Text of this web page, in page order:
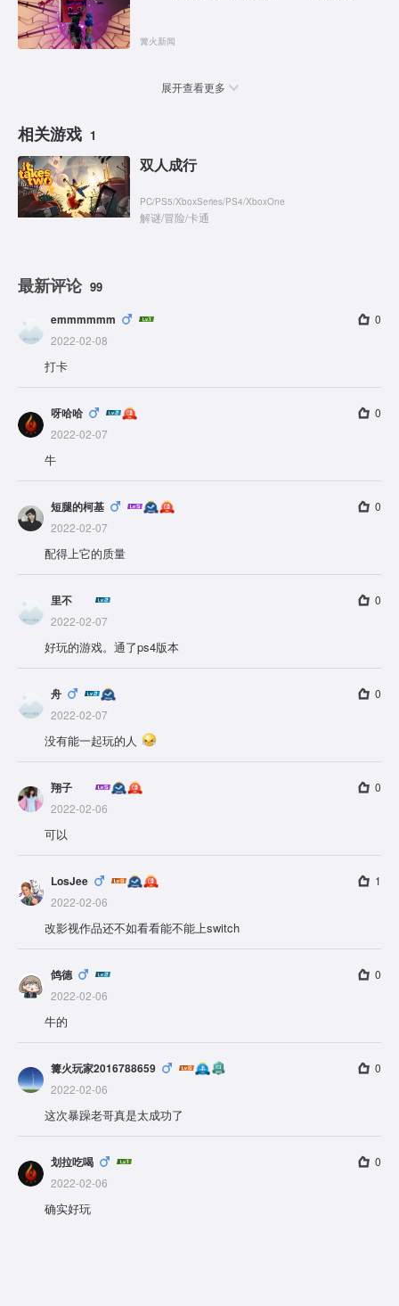
篝火新闻
展开查看更多
相关游戏 1
双人成行
PC/PS5/XboxSeries/PS4/XboxOne
解谜/冒险/卡通
最新评论 99
emmmmmm
2022-02-08
0
打卡
呀哈哈
2022-02-07
0
牛
短腿的柯基
2022-02-07
0
配得上它的质量
里不
2022-02-07
0
好玩的游戏。通了ps4版本
舟
2022-02-07
0
没有能一起玩的人
翔子
2022-02-06
0
可以
LosJee
2022-02-06
1
改影视作品还不如看看能不能上switch
鸽德
2022-02-06
0
牛的
篝火玩家2016788659
2022-02-06
0
这次暴躁老哥真是太成功了
划拉吃喝
2022-02-06
0
确实好玩